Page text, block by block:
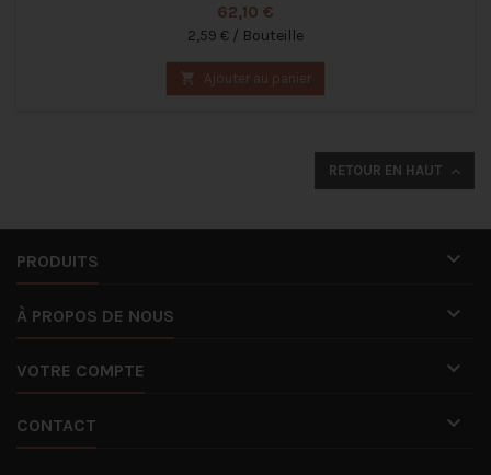
Prix
62,10 €
2,59 € / Bouteille
 Ajouter au panier
RETOUR EN HAUT 
PRODUITS 
À PROPOS DE NOUS 
VOTRE COMPTE 
CONTACT 